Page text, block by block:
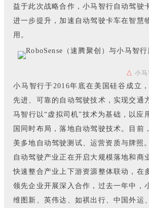
益于此次战略合作，小马智行自动驾驶
进一步提升，加速自动驾驶卡车在智慧
用。
△ 小
小马智行于2016年底在美国硅谷成立
先进、可靠的自动驾驶技术，实现交通
马智行以“虚拟司机”技术为基础，以应
国同时布局，落地自动驾驶技术。目前
美多地自动驾驶测试、运营资质与牌照。
自动驾驶产业正在开启大规模落地和商
快速整合产业上下游资源整体联动，在
领先企业开展深入合作，过去一年中，
维图新、英伟达、如祺出行、中国外运